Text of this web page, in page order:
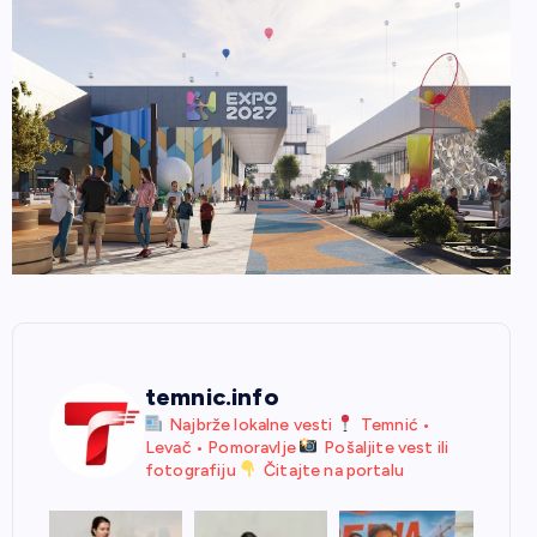
temnic.info
Najbrže lokalne vesti
Temnić •
Levač • Pomoravlje
Pošaljite vest ili
fotografiju
Čitajte na portalu